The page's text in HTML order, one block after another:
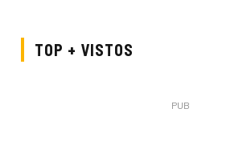
TOP + VISTOS
PUB